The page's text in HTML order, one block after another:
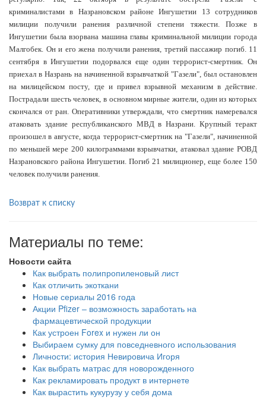
криминалистами в Назрановском районе Ингушетии 13 сотрудников
милиции получили ранения различной степени тяжести. Позже в
Ингушетии была взорвана машина главы криминальной милиции города
Малгобек. Он и его жена получили ранения, третий пассажир погиб. 11
сентября в Ингушетии подорвался еще один террорист-смертник. Он
приехал в Назрань на начиненной взрывчаткой "Газели", был остановлен
на милицейском посту, где и привел взрывной механизм в действие.
Пострадали шесть человек, в основном мирные жители, один из которых
скончался от ран. Оперативники утверждали, что смертник намеревался
атаковать здание республиканского МВД в Назрани. Крупный теракт
произошел в августе, когда террорист-смертник на "Газели", начиненной
по меньшей мере 200 килограммами взрывчатки, атаковал здание РОВД
Назрановского района Ингушетии. Погиб 21 милиционер, еще более 150
человек получили ранения.
Возврат к списку
Материалы по теме:
Новости сайта
Как выбрать полипропиленовый лист
Как отличить экоткани
Новые сериалы 2016 года
Акции Pfizer – возможность заработать на
фармацевтической продукции
Как устроен Forex и нужен ли он
Выбираем сумку для повседневного использования
Личности: история Невировича Игоря
Как выбрать матрас для новорожденного
Как рекламировать продукт в интернете
Как вырастить кукурузу у себя дома